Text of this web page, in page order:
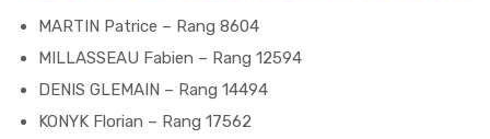
MARTIN Patrice – Rang 8604
MILLASSEAU Fabien – Rang 12594
DENIS GLEMAIN – Rang 14494
KONYK Florian – Rang 17562